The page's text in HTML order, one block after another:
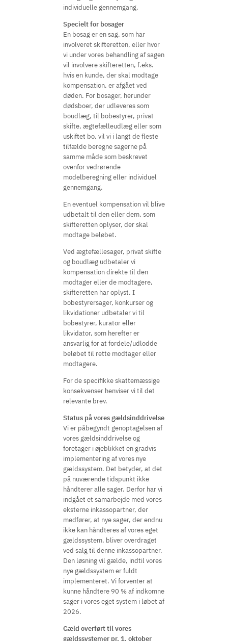
individuelle gennemgang.
Specielt for bosager
En bosag er en sag, som har
involveret skifteretten, eller hvor
vi under vores behandling af sagen
vil involvere skifteretten, f.eks.
hvis en kunde, der skal modtage
kompensation, er afgået ved
døden. For bosager, herunder
dødsboer, der udleveres som
boudlæg, til bobestyrer, privat
skifte, ægtefælleudlæg eller som
uskiftet bo, vil vi i langt de fleste
tilfælde beregne sagerne på
samme måde som beskrevet
ovenfor vedrørende
modelberegning eller individuel
gennemgang.
En eventuel kompensation vil blive
udbetalt til den eller dem, som
skifteretten oplyser, der skal
modtage beløbet.
Ved ægtefællesager, privat skifte
og boudlæg udbetaler vi
kompensation direkte til den
modtager eller de modtagere,
skifteretten har oplyst. I
bobestyrersager, konkurser og
likvidationer udbetaler vi til
bobestyrer, kurator eller
likvidator, som herefter er
ansvarlig for at fordele/udlodde
beløbet til rette modtager eller
modtagere.
For de specifikke skattemæssige
konsekvenser henviser vi til det
relevante brev.
Status på vores gældsinddrivelse
Vi er påbegyndt genoptagelsen af
vores gældsinddrivelse og
foretager i øjeblikket en gradvis
implementering af vores nye
gældssystem. Det betyder, at det
på nuværende tidspunkt ikke
håndterer alle sager. Derfor har vi
indgået et samarbejde med vores
eksterne inkassopartner, der
medfører, at nye sager, der endnu
ikke kan håndteres af vores eget
gældssystem, bliver overdraget
ved salg til denne inkassopartner.
Den løsning vil gælde, indtil vores
nye gældssystem er fuldt
implementeret. Vi forventer at
kunne håndtere 90 % af indkomne
sager i vores eget system i løbet af
2026.
Gæld overført til vores
gældssystemer pr. 1. oktober